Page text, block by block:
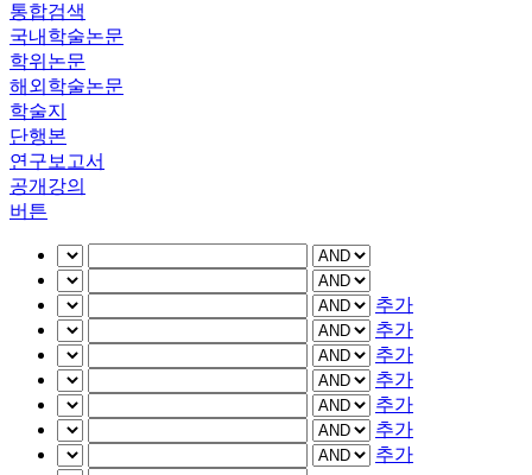
통합검색
국내학술논문
학위논문
해외학술논문
학술지
단행본
연구보고서
공개강의
버튼
추가
추가
추가
추가
추가
추가
추가